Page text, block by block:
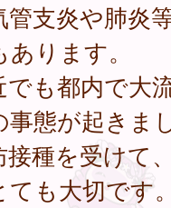
管支炎や肺炎
ります。
も都内で大
事態が起きま
種を受けて
も大切です。